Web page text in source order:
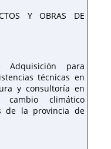
Y OBRAS DE
Adquisición para
técnicas en
y consultoría en
climático
de la provincia de